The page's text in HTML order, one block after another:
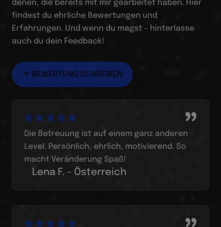
denen, die bereits mit mir gearbeitet haben. Hier
findest du ehrliche Bewertungen und
Erfahrungen. Und wenn du magst – hinterlasse
auch du dein Feedback!
BEWERTUNG SCHREIBEN
Die Betreuung ist auf einem ganz anderen
Level. Persönlich, ehrlich, motivierend. So
macht Veränderung Spaß!
Lena F. - Österreich